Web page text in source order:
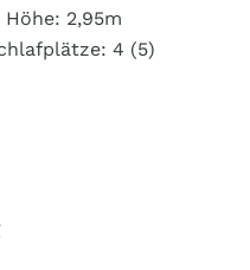
2,95m
4 (5)